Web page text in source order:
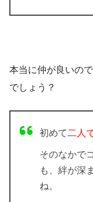
本当に仲が良いの
でしょう？
初めて 二人
そのなかで
も、絆が深
ね。